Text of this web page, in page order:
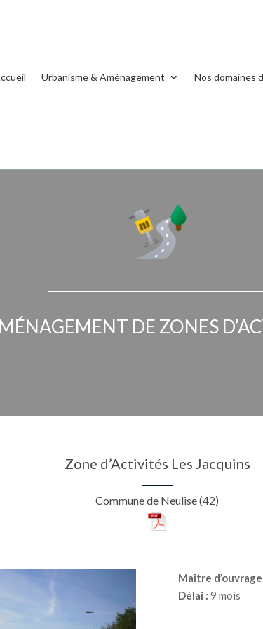
Urbanisme & Aménagement Nos domaines
DE ZONES
Zone d’Activités Les Jacquins
Commune de Neulise (42)
Maître d’ouvrage
Délai : 9 mois